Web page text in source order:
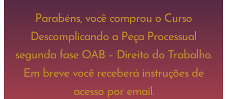
Parabéns, você comprou o Curso
Descomplicando a Peça Processual
segunda fase OAB – Direito do Trabalho.
Em breve você receberá instruções de
acesso por email.